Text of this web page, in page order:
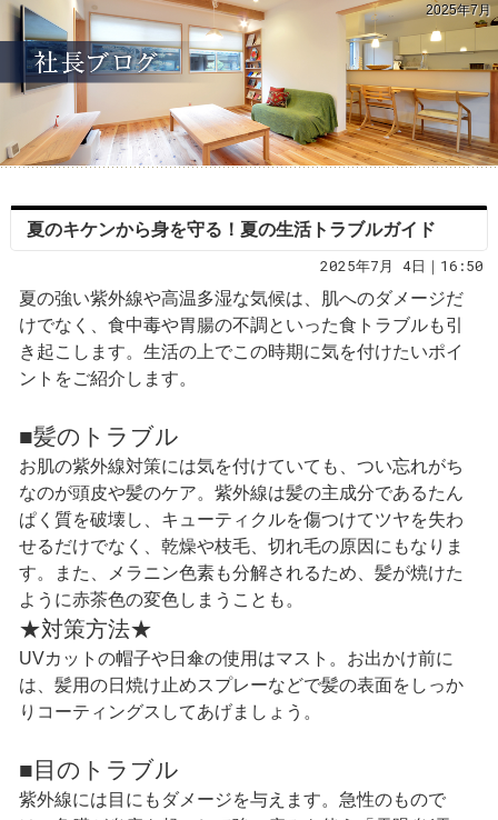
2025年7月
夏のキケンから身を守る！夏の生活トラブルガイド
2025年7月 4日｜16:50
夏の強い紫外線や高温多湿な気候は、肌へのダメージだ
けでなく、食中毒や胃腸の不調といった食トラブルも引
き起こします。生活の上でこの時期に気を付けたいポイ
ントをご紹介します。
■髪のトラブル
お肌の紫外線対策には気を付けていても、つい忘れがち
なのが頭皮や髪のケア。紫外線は髪の主成分であるたん
ぱく質を破壊し、キューティクルを傷つけてツヤを失わ
せるだけでなく、乾燥や枝毛、切れ毛の原因にもなりま
す。また、メラニン色素も分解されるため、髪が焼けた
ように赤茶色の変色しまうことも。
★対策方法★
UVカットの帽子や日傘の使用はマスト。お出かけ前に
は、髪用の日焼け止めスプレーなどで髪の表面をしっか
りコーティングスしてあげましょう。
■目のトラブル
紫外線には目にもダメージを与えます。急性のもので